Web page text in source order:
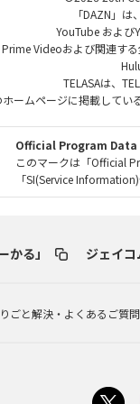
「DAZN」
YouTube および
Videoおよび関連す
TELASAは、
ームページに掲載してい
Official Program Data
このマークは「Official
「SI(Service
る」 ジェイ
ごと解決・よくあるご質問